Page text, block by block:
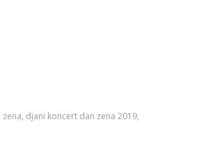
, djani koncert dan zena 2019,